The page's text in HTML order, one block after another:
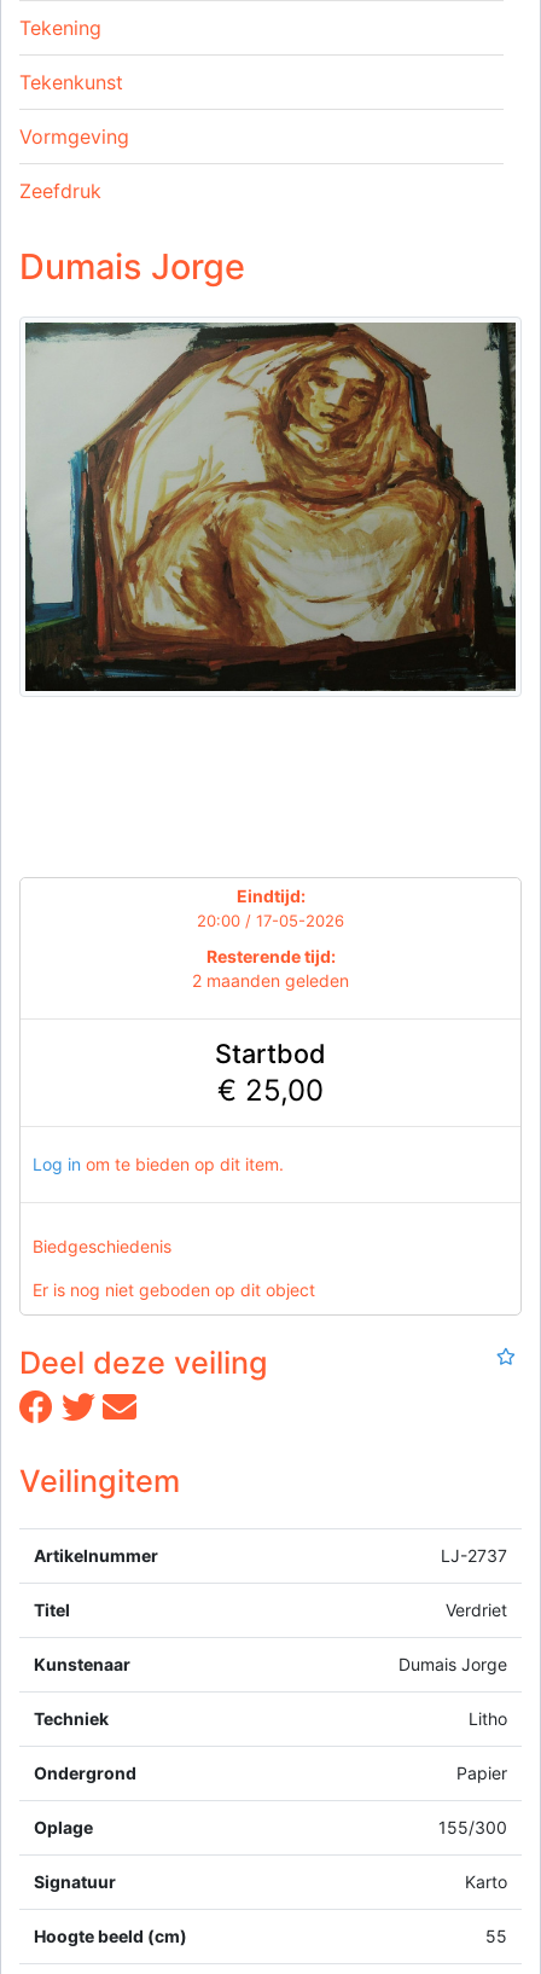
Tekening
Tekenkunst
Vormgeving
Zeefdruk
Dumais Jorge
Eindtijd:
20:00 / 17-05-2026
Resterende tijd:
2 maanden geleden
Startbod
€ 25,00
Log in om te bieden op dit item.
Biedgeschiedenis
Er is nog niet geboden op dit object
Deel deze veiling
Veilingitem
Artikelnummer LJ-2737
Titel Verdriet
Kunstenaar Dumais Jorge
Techniek Litho
Ondergrond Papier
Oplage 155/300
Signatuur Karto
Hoogte beeld (cm) 55